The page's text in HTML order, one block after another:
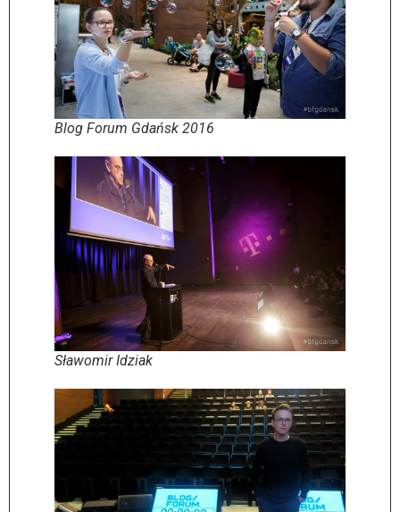
Blog Forum Gdańsk 2016
Sławomir Idziak